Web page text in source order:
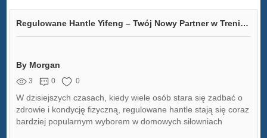
Regulowane Hantle Yifeng – Twój Nowy Partner w Treningu
By Morgan
3 0 0
W dzisiejszych czasach, kiedy wiele osób stara się zadbać o
zdrowie i kondycję fizyczną, regulowane hantle stają się coraz
bardziej popularnym wyborem w domowych siłowniach